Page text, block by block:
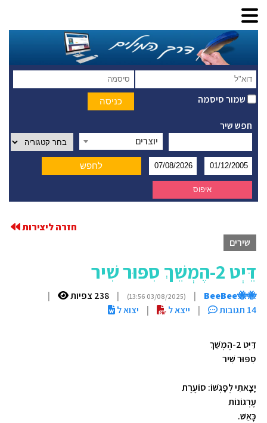
שמור סיסמה
חפש שיר
יוצרים
חזרה ליצירות
שירים
דֵּיְט 2-הֶמְשֵׁךְ סִפּוּר שִׁיר
🐝🐝BeeBee
|
(03/08/2025 13:56)
| 238 צפיות
|
14 תגובות
| ייצא ל | יצוא ל
דֵּיְט 2-הֶמְשֵׁךְ
סִפּוּר שִׁיר
יָצָאתִי לְפָגְשׁוֹ: סוֹעֶרֶת
עֶרְגוֹנוֹת
כָּאֵשׁ.